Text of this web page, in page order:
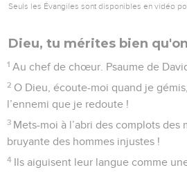
Seuls les Évangiles sont disponibles en vidéo
Dieu, tu mérites bien
1 Au chef de chœur. Psaume de
2 O Dieu, écoute-moi quand je
l’ennemi que je redoute !
3 Mets-moi à l’abri des complots des
bruyante des hommes injustes !
4 Ils aiguisent leur langue comme